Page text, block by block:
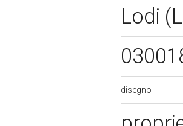
Lodi
disegno